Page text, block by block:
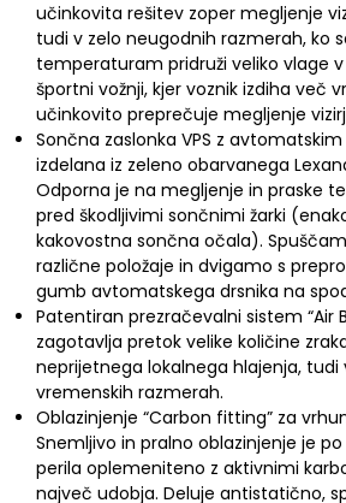
učinkovita rešitev zoper megljenje
tudi v zelo neugodnih razmerah, ko
temperaturam pridruži veliko vlage v
športni vožnji, kjer voznik izdiha več
učinkovito preprečuje megljenje
Sončna zaslonka VPS z
izdelana iz zeleno obarvanega
Odporna je na megljenje in praske
pred škodljivimi sončnimi žarki
kakovostna sončna očala).
različne položaje in dvigamo s
gumb avtomatskega drsnika na
Patentiran prezračevalni sistem “Air
zagotavlja pretok velike količine
neprijetnega lokalnega hlajenja, tudi
vremenskih razmerah.
Oblazinjenje “Carbon fitting” za
Snemljivo in pralno oblazinjenje je
perila oplemeniteno z aktivnimi
največ udobja. Deluje antistatično,